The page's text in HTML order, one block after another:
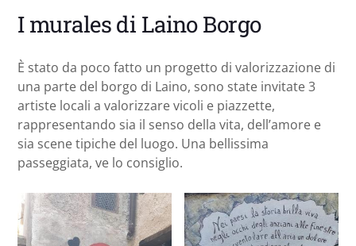
I murales di Laino Borgo
È stato da poco fatto un progetto di valorizzazione di
una parte del borgo di Laino, sono state invitate 3
artiste locali a valorizzare vicoli e piazzette,
rappresentando sia il senso della vita, dell’amore e
sia scene tipiche del luogo. Una bellissima
passeggiata, ve lo consiglio.